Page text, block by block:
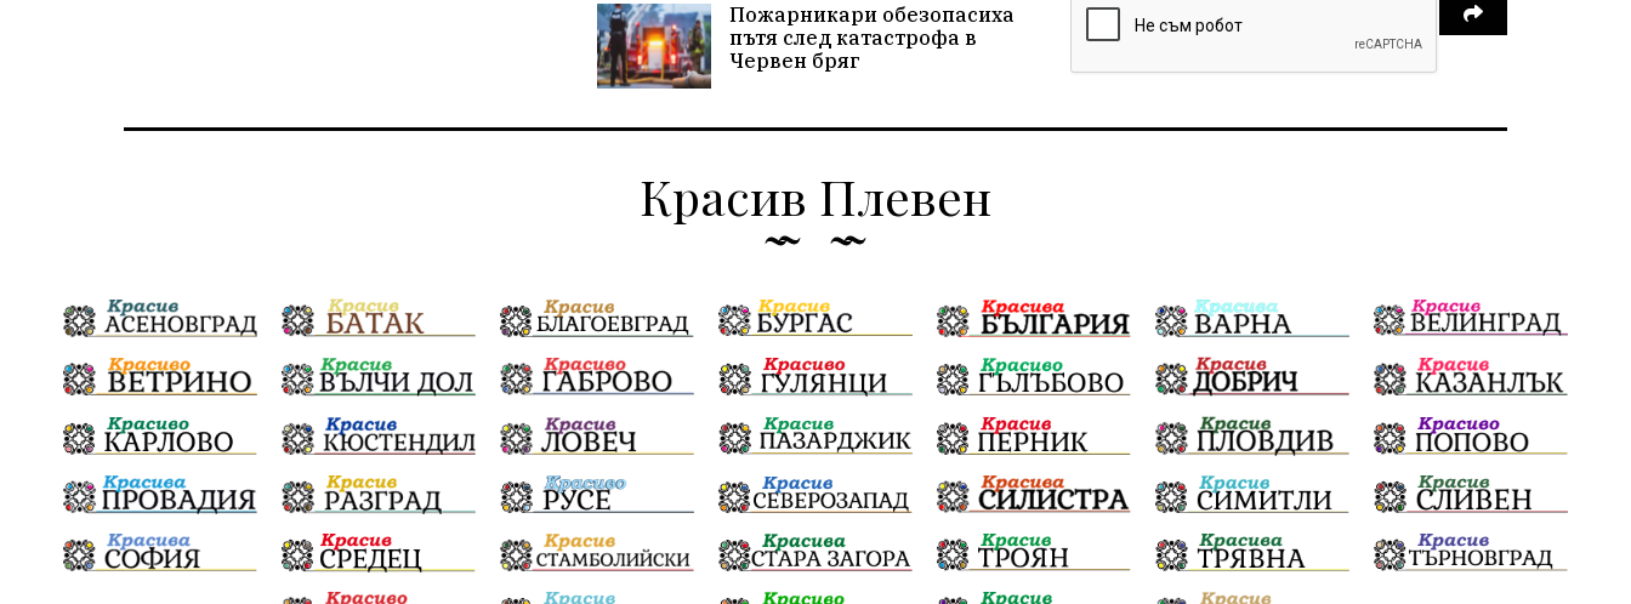
здравеопазване задържани
Народно събрание прокуратура
Бюджет2026 Плевенско Концерти
Традиции Избори
Разследване спорт ГДБОП
Финансиране Купуване на гласове
библиотека „Христо Смирненски“
Пожарникари обезопасиха
пътя след катастрофа в
Червен бряг
Красив Плевен